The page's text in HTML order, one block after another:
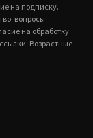
на подписку.
вопросы
на обработку
Возрастные